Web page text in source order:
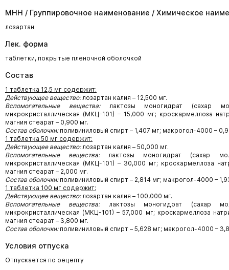
МНН / Группировочное наименование / Химическое
лозартан
Лек. форма
таблетки, покрытые пленочной оболочкой
Состав
1 таблетка 12,5 мг содержит:
Действующее вещество:лозартан калия – 12,500 мг.
Вспомогательные вещества:лактозы моногидрат (сахар
микрокристаллическая (МКЦ-101) – 15,000 мг; кроскармеллоза
магния стеарат – 0,900 мг.
Состав оболочки:поливиниловый спирт – 1,407 мг; макрогол-4000 –
1 таблетка 50 мг содержит:
Действующее вещество:лозартан калия – 50,000 мг.
Вспомогательные вещества:лактозы моногидрат (сахар
микрокристаллическая (МКЦ-101) – 30,000 мг; кроскармеллоза
магния стеарат – 2,000 мг.
Состав оболочки:поливиниловый спирт – 2,814 мг; макрогол-4000 –
1 таблетка 100 мг содержит:
Действующее вещество:лозартан калия – 100,000 мг.
Вспомогательные вещества:лактозы моногидрат (сахар
микрокристаллическая (МКЦ-101) – 57,000 мг; кроскармеллоза
магния стеарат – 3,800 мг.
Состав оболочки:поливиниловый спирт – 5,628 мг; макрогол-4000 –
Условия отпуска
Отпускается по рецепту